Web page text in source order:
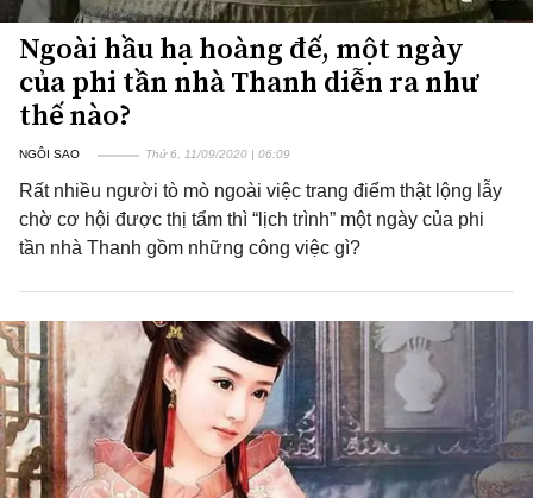
Ngoài hầu hạ hoàng đế, một ngày
của phi tần nhà Thanh diễn ra như
thế nào?
NGÔI SAO Thứ 6, 11/09/2020 | 06:09
Rất nhiều người tò mò ngoài việc trang điểm thật lộng lẫy
chờ cơ hội được thị tẩm thì “lịch trình” một ngày của phi
tần nhà Thanh gồm những công việc gì?